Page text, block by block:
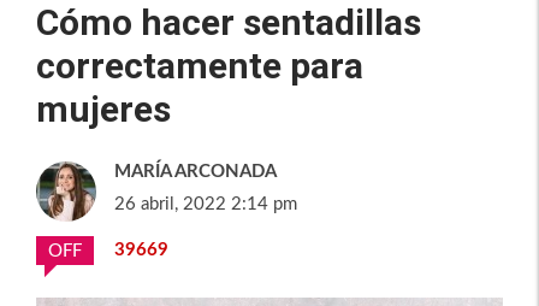
Cómo hacer sentadillas
correctamente para
mujeres
MARÍA ARCONADA
26 abril, 2022 2:14 pm
OFF 39669